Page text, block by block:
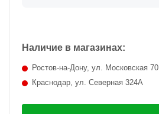
Наличие в магазинах:
Краснодар, ул. Северная 324А
Ростов-на-Дону, ул. Московская 70